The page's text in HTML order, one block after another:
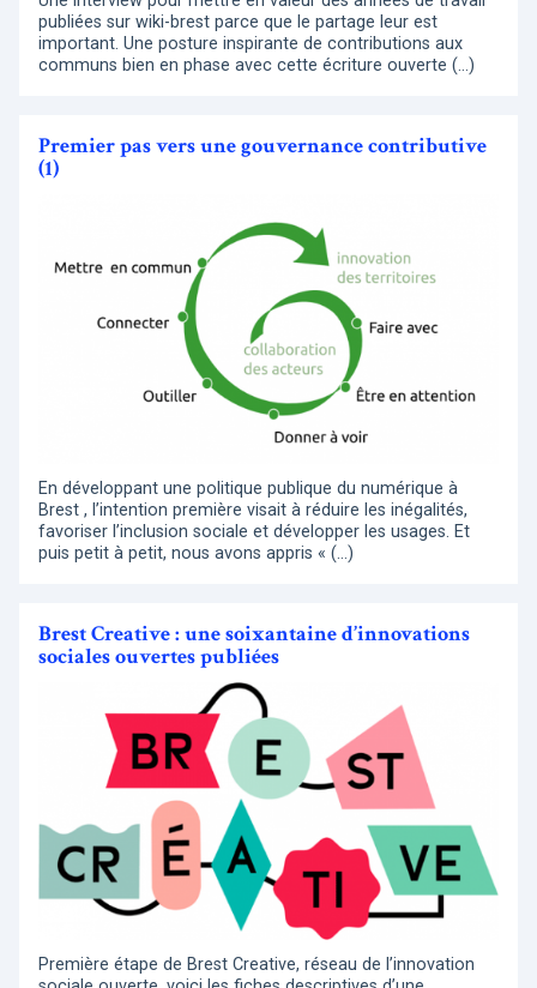
publiées sur wiki-brest parce que le partage leur est
important. Une posture inspirante de contributions aux
communs bien en phase avec cette écriture ouverte (…)
Premier pas vers une gouvernance contributive
(1)
En développant une politique publique du numérique à
Brest , l’intention première visait à réduire les inégalités,
favoriser l’inclusion sociale et développer les usages. Et
puis petit à petit, nous avons appris « (…)
Brest Creative : une soixantaine d’innovations
sociales ouvertes publiées
Première étape de Brest Creative, réseau de l’innovation